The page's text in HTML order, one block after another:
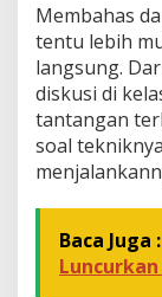
Membahas
tentu lebih
langsung.
diskusi di
tantangan
soal
Baca Juga :
Luncurkan